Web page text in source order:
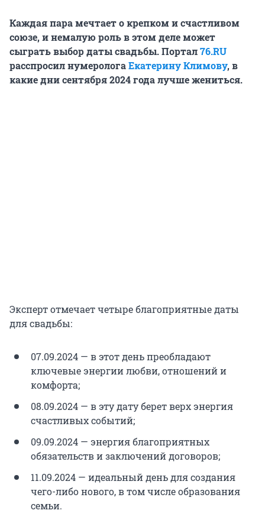
Каждая пара мечтает о крепком и счастливом
союзе, и немалую роль в этом деле может
сыграть выбор даты свадьбы. Портал76.RU
расспросил нумерологаЕкатерину Климову, в
какие дни сентября 2024 года лучше жениться.
Эксперт отмечает четыре благоприятные даты
для свадьбы:
07.09.2024 — в этот день преобладают
ключевые энергии любви, отношений и
комфорта;
08.09.2024 — в эту дату берет верх энергия
счастливых событий;
09.09.2024 — энергия благоприятных
обязательств и заключений договоров;
11.09.2024 — идеальный день для создания
чего-либо нового, в том числе образования
семьи.